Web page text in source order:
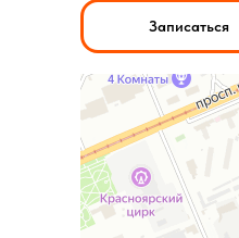
Записаться